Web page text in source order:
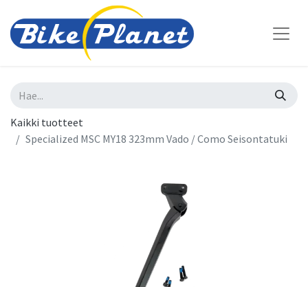
Kaikki tuotteet
Specialized MSC MY18 323mm Vado / Como Seisontatuki